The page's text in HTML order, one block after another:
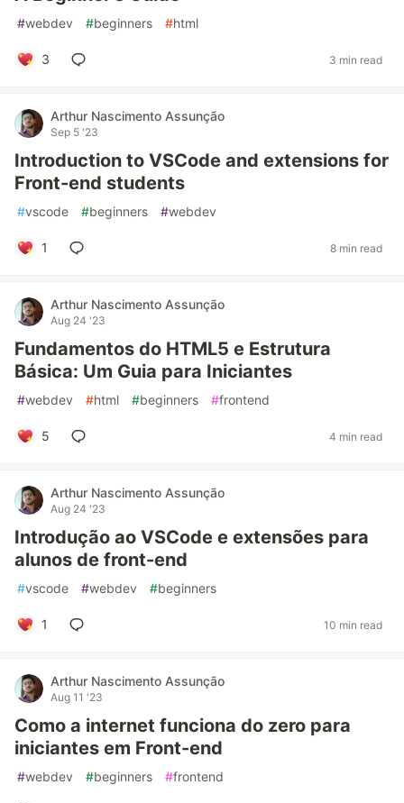
#webdev #beginners #html
3 3 min read
Arthur Nascimento Assunção
Sep 5 '23
Introduction to VSCode and extensions for
Front-end students
#vscode #beginners #webdev
1 8 min read
Arthur Nascimento Assunção
Aug 24 '23
Fundamentos do HTML5 e Estrutura
Básica: Um Guia para Iniciantes
#webdev #html #beginners #frontend
5 4 min read
Arthur Nascimento Assunção
Aug 24 '23
Introdução ao VSCode e extensões para
alunos de front-end
#vscode #webdev #beginners
1 10 min read
Arthur Nascimento Assunção
Aug 11 '23
Como a internet funciona do zero para
iniciantes em Front-end
#webdev #beginners #frontend